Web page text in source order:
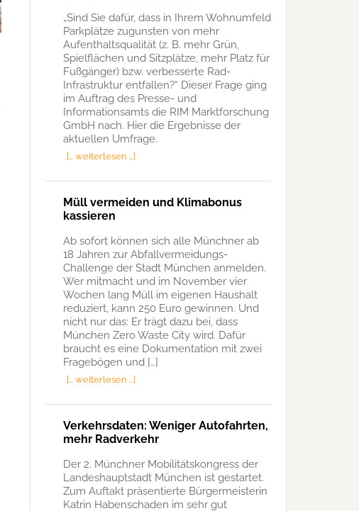
„Sind Sie dafür, dass in Ihrem Wohnumfeld
Parkplätze zugunsten von mehr
Aufenthaltsqualität (z. B. mehr Grün,
Spielflächen und Sitzplätze, mehr Platz für
Fußgänger) bzw. verbesserte Rad-
Infrastruktur entfallen?“ Dieser Frage ging
im Auftrag des Presse- und
Informationsamts die RIM Marktforschung
GmbH nach. Hier die Ergebnisse der
aktuellen Umfrage.
[… weiterlesen …]
Müll vermeiden und Klimabonus
kassieren
Ab sofort können sich alle Münchner ab
18 Jahren zur Abfallvermeidungs-
Challenge der Stadt München anmelden.
Wer mitmacht und im November vier
Wochen lang Müll im eigenen Haushalt
reduziert, kann 250 Euro gewinnen. Und
nicht nur das: Er trägt dazu bei, dass
München Zero Waste City wird. Dafür
braucht es eine Dokumentation mit zwei
Fragebögen und […]
[… weiterlesen …]
Verkehrsdaten: Weniger Autofahrten,
mehr Radverkehr
Der 2. Münchner Mobilitätskongress der
Landeshauptstadt München ist gestartet.
Zum Auftakt präsentierte Bürgermeisterin
Katrin Habenschaden im sehr gut